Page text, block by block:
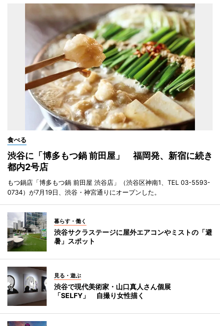
食べる
渋谷に「博多もつ鍋 前田屋」 福岡発、新宿に続き
都内2号店
もつ鍋店「博多もつ鍋 前田屋 渋谷店」（渋谷区神南1、TEL 03-5593-
0734）が7月19日、渋谷・神宮通りにオープンした。
暮らす・働く
渋谷サクラステージに屋外エアコンやミストの「避
暑」スポット
見る・遊ぶ
渋谷で現代美術家・山口真人さん個展
「SELFY」 自撮り女性描く